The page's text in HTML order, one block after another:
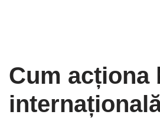
Cum acționa